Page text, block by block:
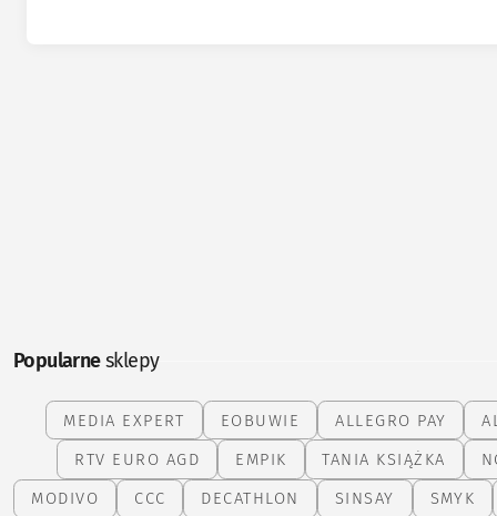
Popularnesklepy
MEDIA EXPERT EOBUWIE ALLEGRO PAY
RTV EURO AGD
EMPIK TANIA KSIĄŻKA
MODIVO
CCC DECATHLON SINSAY
SMYK